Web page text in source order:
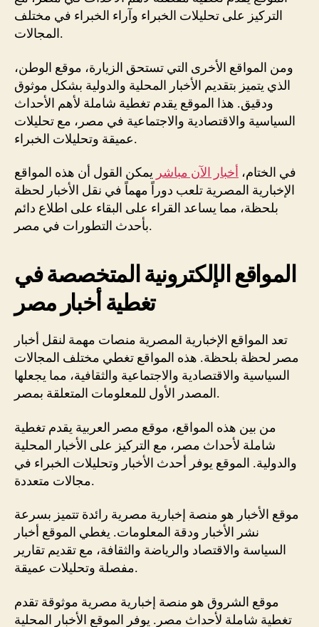
التركيز على تحليلات الخبراء وآراء الخبراء في مختلف
المجالات.
ومن المواقع الأخرى التي تستحق الزيارة، موقع الوطن،
الذي يتميز بتقديم الأخبار المحلية والدولية بشكل موثوق
ودقيق. هذا الموقع يقدم تغطية شاملة لأهم الأحداث
السياسية والاقتصادية والاجتماعية في مصر، مع تحليلات
عميقة وتحليلات الخبراء.
في الختام، أخبار الآن مباشر يمكن القول أن هذه المواقع
الإخبارية المصرية تلعب دوراً مهماً في نقل الأخبار لحظة
بلحظة، مما يساعد القراء على البقاء على اطلاع دائم
بأحدث التطورات في مصر.
المواقع الإلكترونية المتخصصة في
تغطية أخبار مصر
تعد المواقع الإخبارية المصرية منصات مهمة لنقل أخبار
مصر لحظة بلحظة. هذه المواقع تغطي مختلف المجالات
السياسية والاقتصادية والاجتماعية والثقافية، مما يجعلها
المصدر الأول للمعلومات المتعلقة بمصر.
من بين هذه المواقع، موقع مصر العربية يقدم تغطية
شاملة لأحداث مصر، مع التركيز على الأخبار المحلية
والدولية. الموقع يوفر أحدث الأخبار وتحليلات الخبراء في
مجالات متعددة.
موقع الأخبار هو منصة إخبارية مصرية رائدة تتميز بسرعة
نشر الأخبار ودقة المعلومات. يغطي الموقع أخبار
السياسة والاقتصاد والرياضة والثقافة، مع تقديم تقارير
مفصلة وتحليلات عميقة.
موقع الشروق هو منصة إخبارية مصرية موثوقة تقدم
تغطية شاملة لأحداث مصر. يوفر الموقع الأخبار المحلية